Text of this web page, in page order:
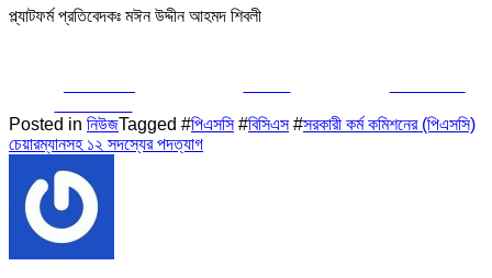
প্ল্যাটফর্ম প্রতিবেদকঃ মঈন উদ্দীন আহমদ শিবলী
Posted in নিউজTagged #পিএসসি#বিসিএস#সরকারী কর্ম কমিশনের (পিএসসি)
চেয়ারম্যানসহ ১২ সদস্যের পদত্যাগ